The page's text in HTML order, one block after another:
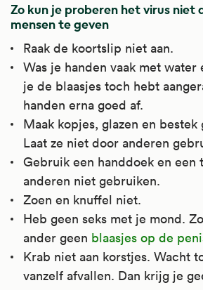
Ziektes met ernstige
Bijvoorbeeld
COPD), reumatische
reuma, polymyalgie en
darmziekten (namelijk
de ziekte van Crohn), het
Sjögren, bepaalde
clusterhoofdpijn, lupus
(LE), ernstige
lepra), bepaalde
bloedstollingsziekte ITP), de
Duchenne (spierziekte),
(een vorm van
nierziektes, zoals het
en bij netelroos. Ook bij
Zo kun je proberen het virus niet
mensen te geven
Raak de koortslip niet aan.
Was je handen vaak met water
je de blaasjes toch hebt
handen erna goed af.
Maak kopjes, glazen en bestek
Laat ze niet door anderen
Gebruik een handdoek en een
anderen niet gebruiken.
Zoen en knuffel niet.
Heb geen seks met je mond.
ander geen blaasjes op de
Krab niet aan korstjes. Wacht
vanzelf afvallen. Dan krijg je